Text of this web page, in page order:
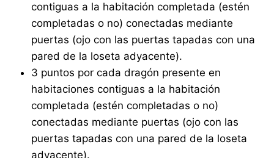
contiguas a la habitación completada (estén
completadas o no) conectadas mediante
puertas (ojo con las puertas tapadas con una
pared de la loseta adyacente).
3 puntos por cada dragón presente en
habitaciones contiguas a la habitación
completada (estén completadas o no)
conectadas mediante puertas (ojo con las
puertas tapadas con una pared de la loseta
adyacente).